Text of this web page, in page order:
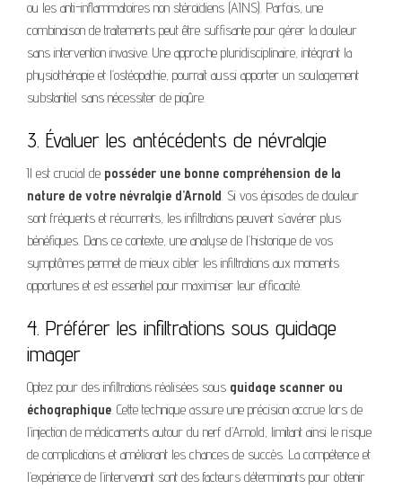
ou les anti-inflammatoires non stéroïdiens (AINS). Parfois, une
combinaison de traitements peut être suffisante pour gérer la douleur
sans intervention invasive. Une approche pluridisciplinaire, intégrant la
physiothérapie et l’ostéopathie, pourrait aussi apporter un soulagement
substantiel sans nécessiter de piqûre.
3. Évaluer les antécédents de névralgie
Il est crucial de posséder une bonne compréhension de la
nature de votre névralgie d’Arnold. Si vos épisodes de douleur
sont fréquents et récurrents, les infiltrations peuvent s’avérer plus
bénéfiques. Dans ce contexte, une analyse de l’historique de vos
symptômes permet de mieux cibler les infiltrations aux moments
opportunes et est essentiel pour maximiser leur efficacité.
4. Préférer les infiltrations sous guidage
imager
Optez pour des infiltrations réalisées sous guidage scanner ou
échographique. Cette technique assure une précision accrue lors de
l’injection de médicaments autour du nerf d’Arnold, limitant ainsi le risque
de complications et améliorant les chances de succès. La compétence et
l’expérience de l’intervenant sont des facteurs déterminants pour obtenir